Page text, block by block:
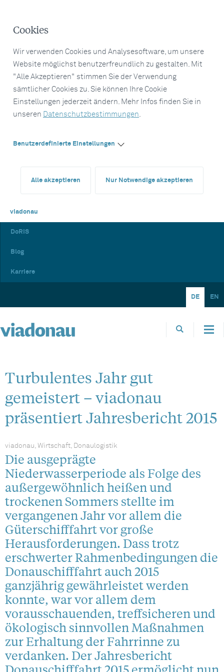
Cookies
Wir verwenden Cookies und Analysesoftware, um unsere
Website möglichst benutzerfreundlich zu gestalten. Mit
"Alle Akzeptieren" stimmen Sie der Verwendung
sämtlicher Cookies zu. Sie können Ihre Cookie
Einstellungen jederzeit ändern. Mehr Infos finden Sie in
unseren Datenschutzbestimmungen.
Benutzerdefinierte Einstellungen
Alle akzeptieren Nur Notwendige akzeptieren
viadonau
DoRIS
Blog
Karriere
DE EN
Turbulentes Jahr gut
gemeistert – viadonau
präsentiert Jahresbericht 2015
viadonau, Wirtschaft, Donaulogistik
Die ausgeprägte
Niederwasserperiode als Folge des
außergewöhnlich heißen und
trockenen Sommers stellte im
vergangenen Jahr vor allem die
Güterschifffahrt vor große
Herausforderungen. Dass trotz
erschwerter Rahmenbedingungen die
Donauschifffahrt auch 2015
ganzjährig gewährleistet werden
konnte, war vor allem dem
vorausschauenden, treffsicheren und
ökologisch sinnvollen Maßnahmen
zur Erhaltung der Fahrrinne zu
verdanken. Der Jahresbericht